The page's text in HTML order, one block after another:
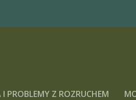
PROBLEMY Z ROZRUCHEM